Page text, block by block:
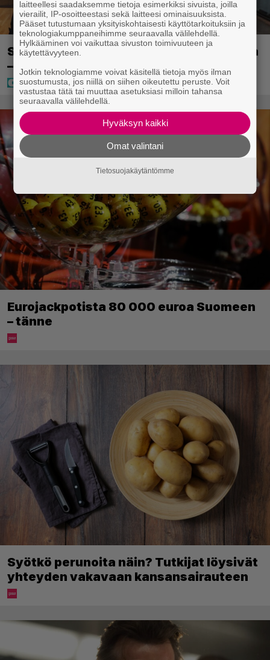
Sara ja Mikko Parikka etsivät uutta kotia
– ”Seuraavaan kotiin tämmöinen”
Eurojackpotista 80 000 euroa Suomeen
– tänne
Syötkö perunoita näin? Tutkijat löysivät
yhteyden vakavaan kansansairauteen
laitteellesi saadaksemme tietoja esimerkiksi sivuista, joilla
vierailit, IP-osoitteestasi sekä laitteesi ominaisuuksista.
Pääset tutustumaan yksityiskohtaisesti käyttötarkoituksiin ja
teknologiakumppaneihimme seuraavalla välilehdellä.
Hylkääminen voi vaikuttaa sivuston toimivuuteen ja
käytettävyyteen.
Jotkin teknologiamme voivat käsitellä tietoja myös ilman
suostumusta, jos niillä on siihen oikeutettu peruste. Voit
vastustaa tätä tai muuttaa asetuksiasi milloin tahansa
seuraavalla välilehdellä.
Hyväksyn kaikki
Omat valintani
Tietosuojakäytäntömme